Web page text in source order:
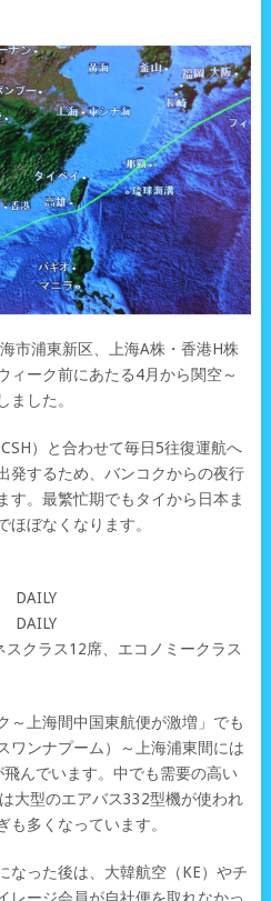
市浦東新区、上海A株・香港H株
ィーク前にあたる4月から関空～
ました。
）と合わせて毎日5往復運航へ
発するため、バンコクからの夜行
す。最繁忙期でもタイから日本ま
ぼなくなります。
DAILY
DAILY
クラス12席、エコノミークラス
上海間中国東航便が激増」でも
ワンナプーム）～上海浦東間には
んでいます。中でも需要の高い
大型のエアバス332型機が使われ
多くなっています。
なった後は、大韓航空（KE）やチ
レージ会員が自社便を取れなかっ